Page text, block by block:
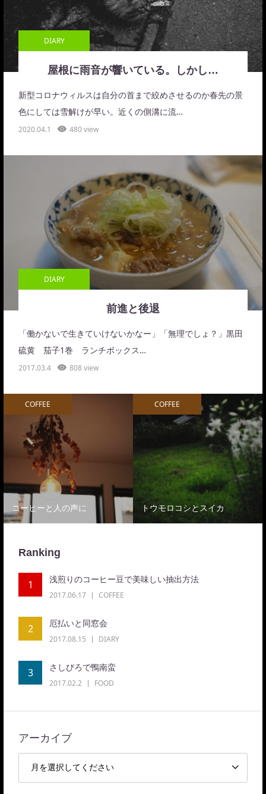
DIARY
屋根に雨音が響いている。しかし…
新型コロナウィルスは自分の首まで絞めさせるのか春先の景
色にしては雪解けが早い。近くの側溝に流…
2020.04.1 480 view
DIARY
前進と後退
「働かないで生きていけないかなー」「無理でしょ？」黒田
硫黄 茄子1巻 ランチボックス…
2017.03.4 808 view
COFFEE
コーヒーと人の声に
COFFEE
トウモロコシとスイカ
Ranking
1 浅煎りのコーヒー豆で美味しい抽出方法
2017.06.17 COFFEE
2 厄払いと同窓会
2017.08.15 DIARY
3 さしびろで鴨南蛮
2017.02.2 FOOD
アーカイブ